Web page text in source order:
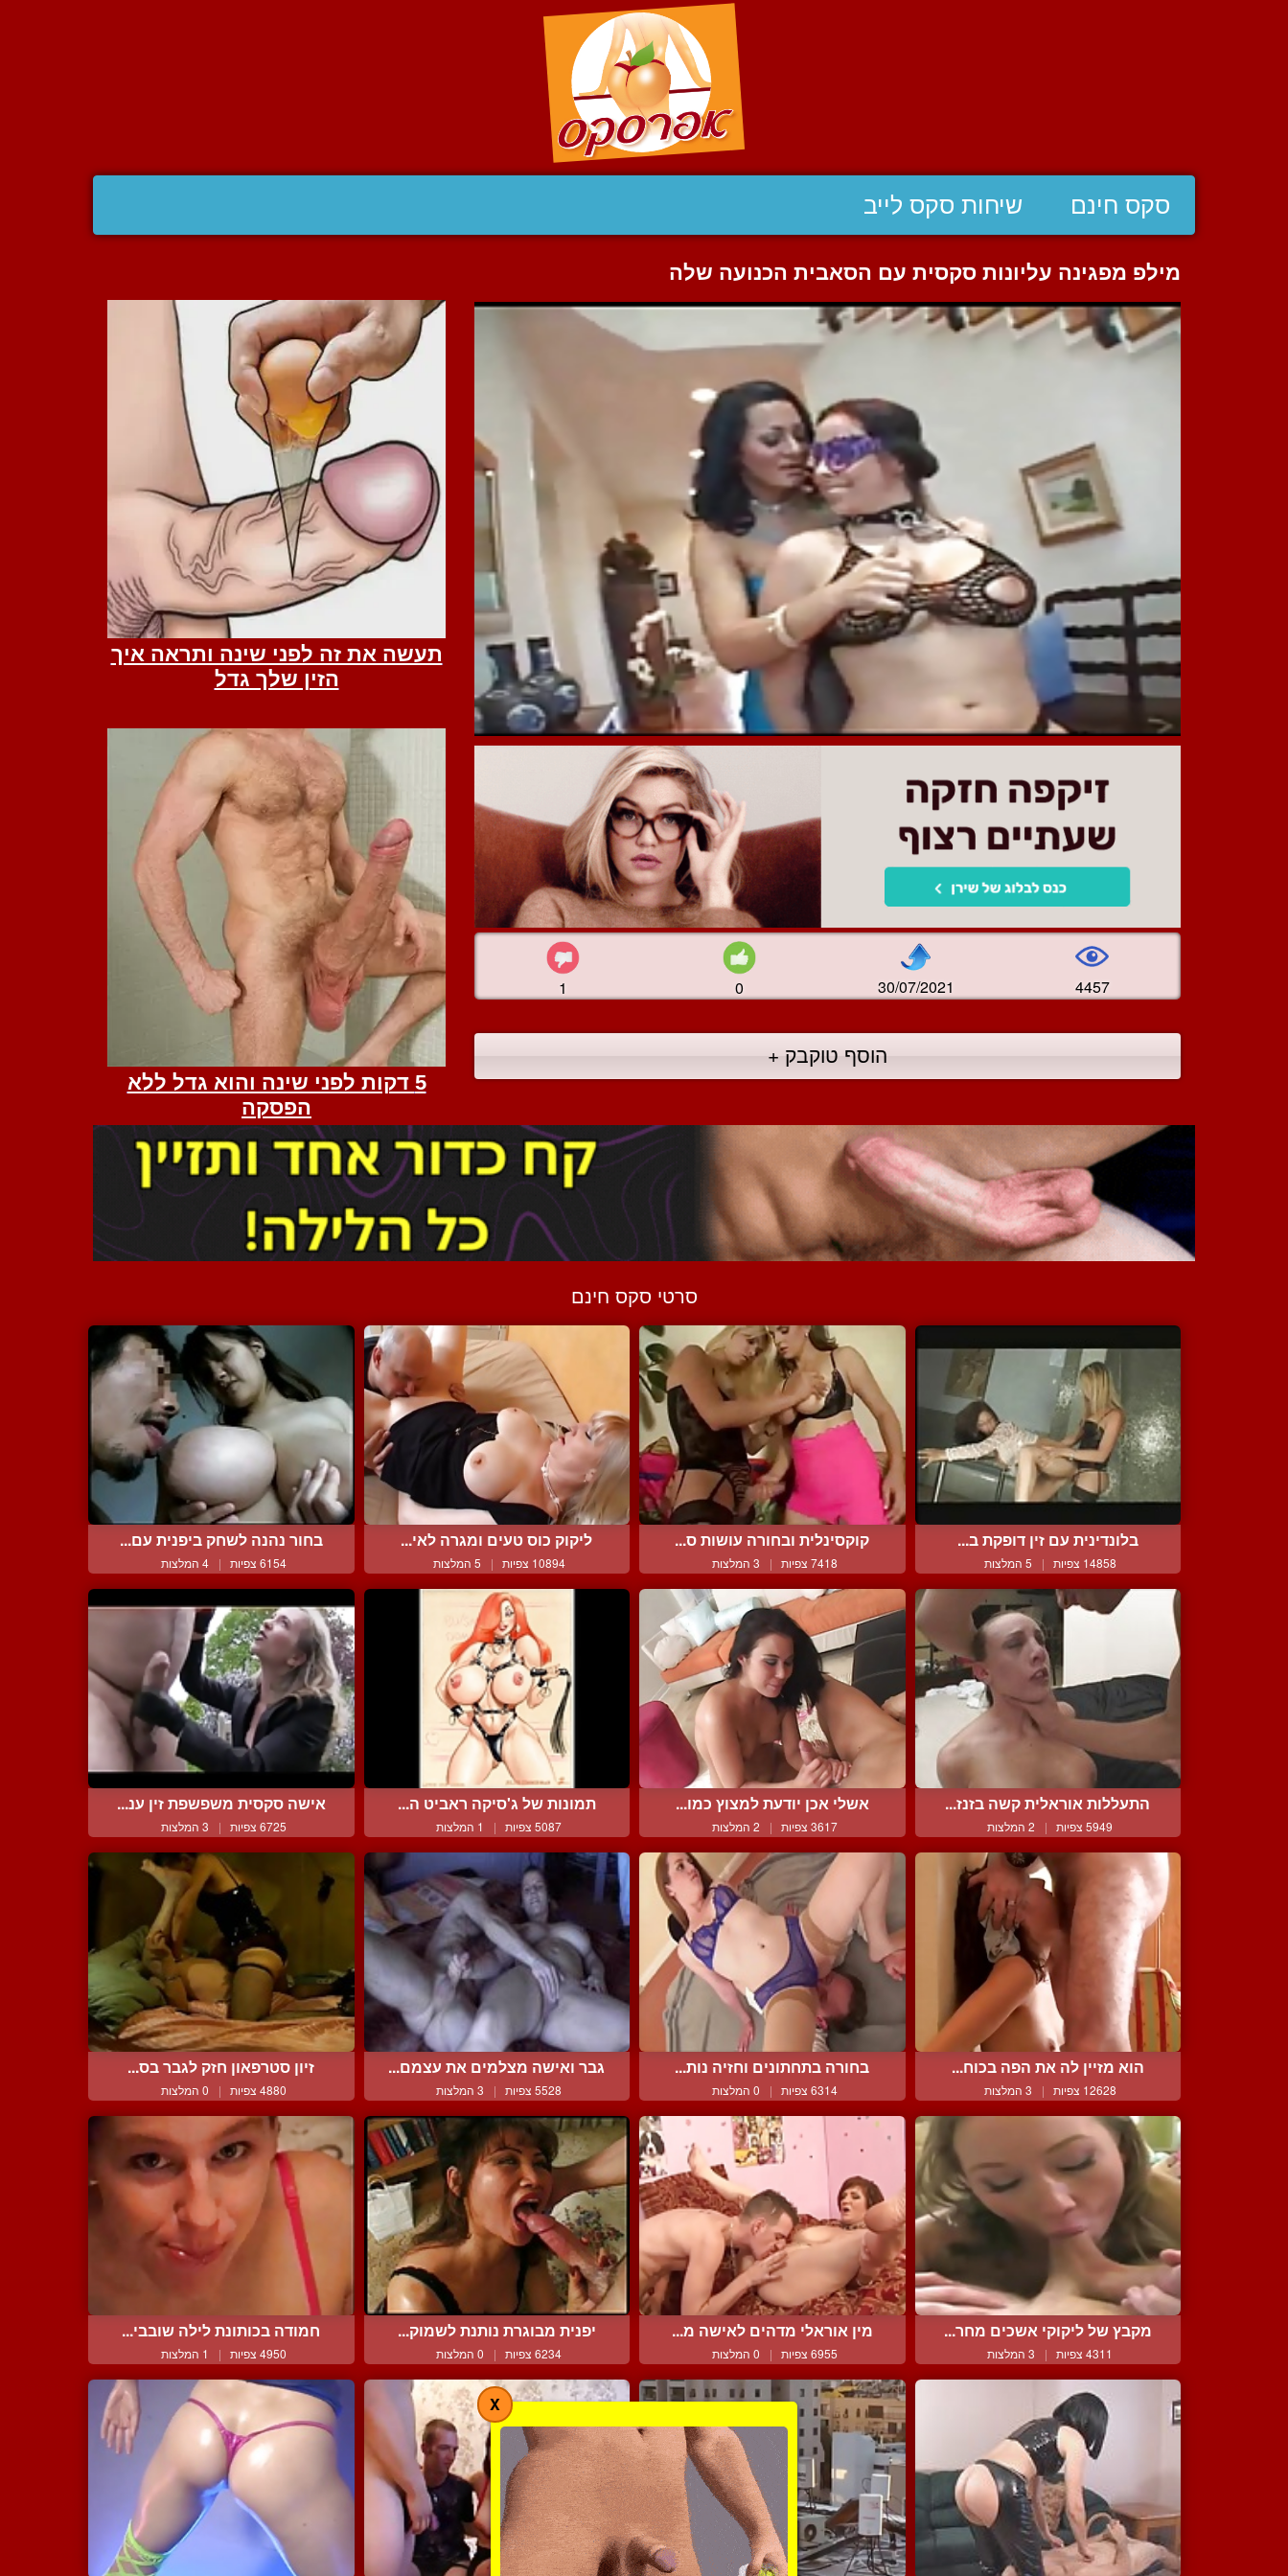
סקס חינם שיחות סקס לייב
מילפ מפגינה עליונות סקסית עם הסאבית הכנועה שלה
1 0 30/07/2021 4457
הוסף טוקבק +
סרטי סקס חינם
בלונדינית עם זין דופקת ב...
14858 צפיות | 5 המלצות
קוקסינלית ובחורה עושות ס...
7418 צפיות | 3 המלצות
ליקוק כוס טעים ומגרה לאי...
10894 צפיות | 5 המלצות
בחור נהנה לשחק ביפנית עם...
6154 צפיות | 4 המלצות
התעללות אוראלית קשה בזנז...
5949 צפיות | 2 המלצות
אשלי אכן יודעת למצוץ כמו...
3617 צפיות | 2 המלצות
תמונות של ג'סיקה ראביט ה...
5087 צפיות | 1 המלצות
אישה סקסית משפשפת זין ענ...
6725 צפיות | 3 המלצות
הוא מזיין לה את הפה בכוח...
12628 צפיות | 3 המלצות
בחורה בתחתונים וחזיה נות...
6314 צפיות | 0 המלצות
גבר ואישה מצלמים את עצמם...
5528 צפיות | 3 המלצות
זיון סטרפאון חזק לגבר בס...
4880 צפיות | 0 המלצות
מקבץ של ליקוקי אשכים מחר...
4311 צפיות | 3 המלצות
מין אוראלי מדהים לאישה מ...
6955 צפיות | 0 המלצות
יפנית מבוגרת נותנת לשמוק...
6234 צפיות | 0 המלצות
חמודה בכותונת לילה שובבי...
4950 צפיות | 1 המלצות
X